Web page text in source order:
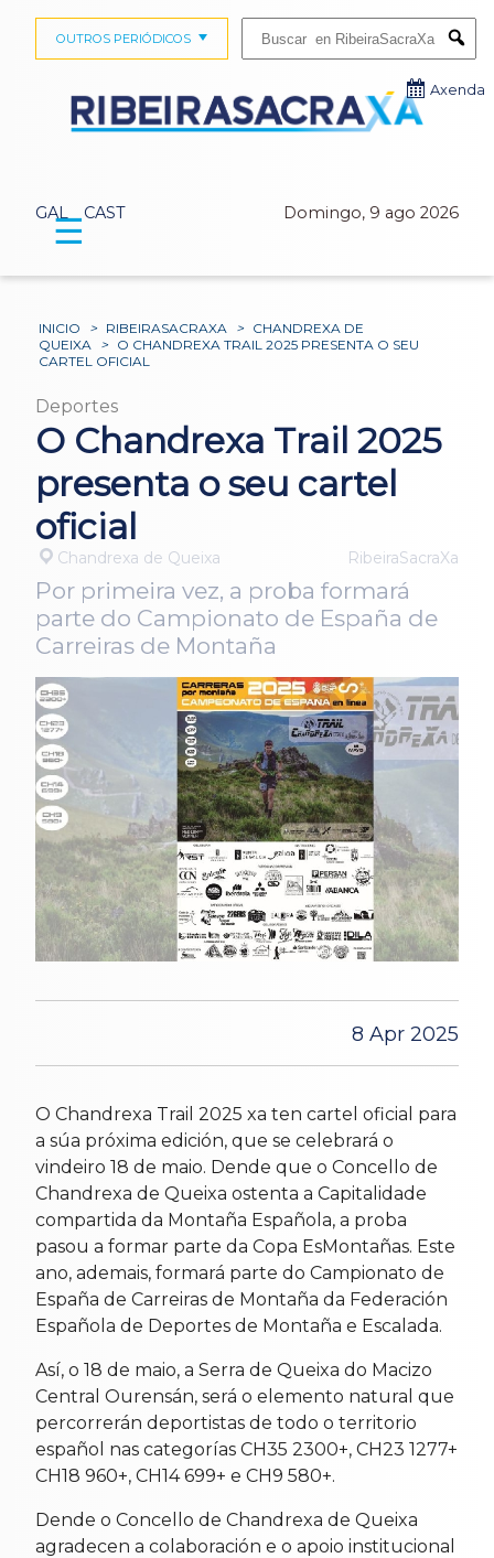
GAL CAST Domingo, 9 ago 2026
OUTROS PERIÓDICOS
Axenda
☰
INICIO > RIBEIRASACRAXA > CHANDREXA DE
QUEIXA
> O CHANDREXA TRAIL 2025 PRESENTA O SEU
CARTEL OFICIAL
Deportes
O Chandrexa Trail 2025
presenta o seu cartel
oficial
Chandrexa de Queixa RibeiraSacraXa
Por primeira vez, a proba formará
parte do Campionato de España de
Carreiras de Montaña
8 Apr 2025
O Chandrexa Trail 2025 xa ten cartel oficial para
a súa próxima edición, que se celebrará o
vindeiro 18 de maio. Dende que o Concello de
Chandrexa de Queixa ostenta a Capitalidade
compartida da Montaña Española, a proba
pasou a formar parte da Copa EsMontañas. Este
ano, ademais, formará parte do Campionato de
España de Carreiras de Montaña da Federación
Española de Deportes de Montaña e Escalada.
Así, o 18 de maio, a Serra de Queixa do Macizo
Central Ourensán, será o elemento natural que
percorrerán deportistas de todo o territorio
español nas categorías CH35 2300+, CH23 1277+
CH18 960+, CH14 699+ e CH9 580+.
Dende o Concello de Chandrexa de Queixa
agradecen a colaboración e o apoio institucional